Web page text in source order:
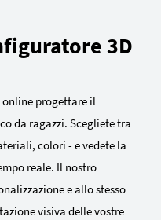
3D
progettare il
da ragazzi. Scegliete tra
colori - e vedete la
reale. Il nostro
e allo stesso
visiva delle vostre